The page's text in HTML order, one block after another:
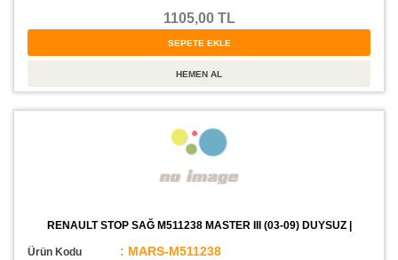
1105,00 TL
RENAULT STOP SAĞ M511238 MASTER III (03-09) DUYSUZ |
Ürün Kodu : MARS-M511238